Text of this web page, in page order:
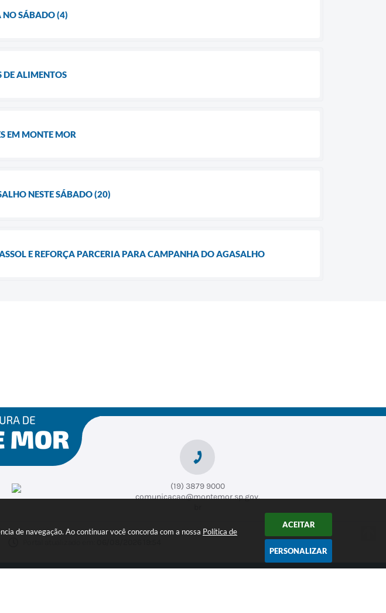
de navegação. Ao continuar você concorda com a nossa Política de
ACEITAR
PERSONALIZAR
NO SÁBADO (4)
DE ALIMENTOS
EM MONTE MOR
NESTE SÁBADO (20)
E REFORÇA PARCERIA PARA CAMPANHA DO AGASALHO
(19) 3879 9000
comunicacao@montemor.sp.gov.